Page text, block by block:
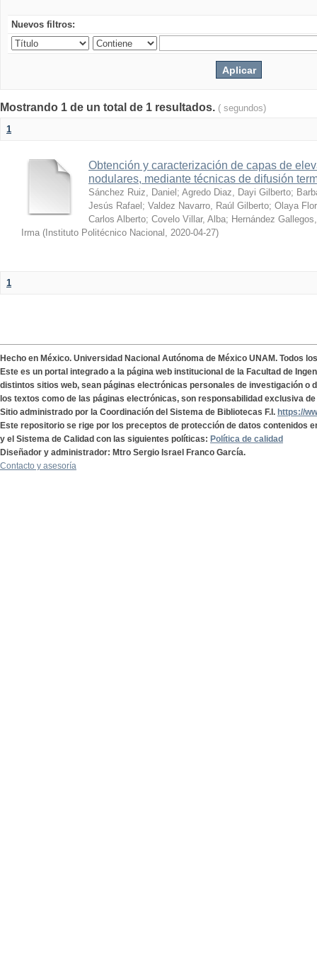
Nuevos filtros:
Mostrando 1 de un total de 1 resultados. ( segundos)
1
Obtención y caracterización de capas de
nodulares, mediante técnicas de difusión
Sánchez Ruiz, Daniel ; Agredo Diaz, Dayi Gilberto;
Jesús Rafael ; Valdez Navarro, Raúl Gilberto; Olaya
Carlos Alberto; Covelo Villar, Alba; Hernández
Irma ( Instituto Politécnico Nacional , 2020-04-27)
1
Hecho en México. Universidad Nacional Autónoma de México UNAM. Todos
Este es un portal integrado a la página web institucional de la Facultad de
distintos sitios web, sean páginas electrónicas personales de investigación o
los textos como de las páginas electrónicas, son responsabilidad exclusiva
Sitio administrado por la Coordinación del Sistema de Bibliotecas F.I. https://
Este repositorio se rige por los preceptos de protección de datos contenidos
y el Sistema de Calidad con las siguientes políticas: Política de calidad
Diseñador y administrador: Mtro Sergio Israel Franco García.
Contacto y asesoría